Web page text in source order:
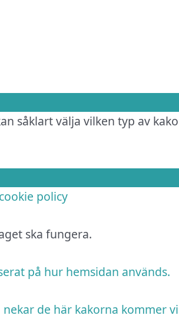
såklart välja vilken typ av
policy
ska fungera.
på hur hemsidan används.
de här kakorna kommer